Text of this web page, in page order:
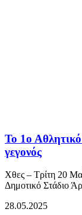
Το 1ο
γεγονός
Χθες – Τρίτη 20
Δημοτικό Στάδιο
28.05.2025